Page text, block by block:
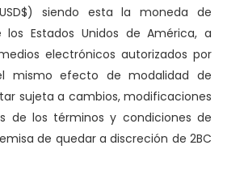
siendo esta la moneda de
Estados Unidos de América, a
electrónicos autorizados por
el mismo efecto de modalidad de
sujeta a cambios, modificaciones
de los términos y condiciones de
de quedar a discreción de 2BC